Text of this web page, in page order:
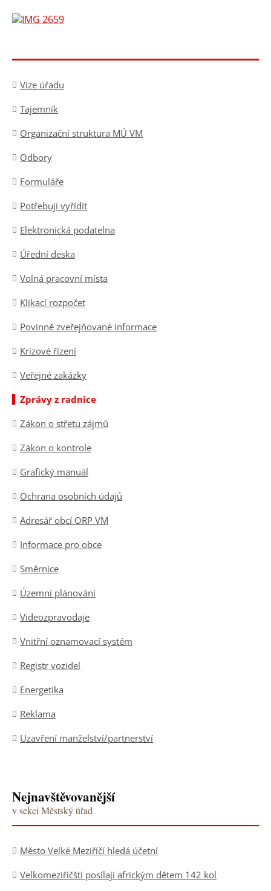
Vize úřadu
Tajemník
Organizační struktura MÚ VM
Odbory
Formuláře
Potřebuji vyřídit
Elektronická podatelna
Úřední deska
Volná pracovní místa
Klikací rozpočet
Povinně zveřejňované informace
Krizové řízení
Veřejné zakázky
Zprávy z radnice
Zákon o střetu zájmů
Zákon o kontrole
Grafický manuál
Ochrana osobních údajů
Adresář obcí ORP VM
Informace pro obce
Směrnice
Územní plánování
Videozpravodaje
Vnitřní oznamovací systém
Registr vozidel
Energetika
Reklama
Uzavření manželství/partnerství
Nejnavštěvovanější
v sekci Městský úřad
Město Velké Meziříčí hledá účetní
Velkomeziříčští posílají africkým dětem 142 kol